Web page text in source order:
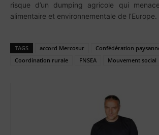
risque d’un dumping agricole qui
alimentaire et environnementale de l’Europe.
TAGS accord Mercosur
Confédération
Coordination rurale
FNSEA Mouvement social